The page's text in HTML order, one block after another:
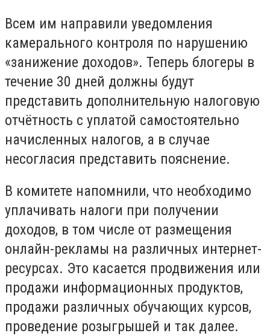
Всем им направили уведомления
камерального контроля по нарушению
«занижение доходов». Теперь блогеры в
течение 30 дней должны будут
представить дополнительную налоговую
отчётность с уплатой самостоятельно
начисленных налогов, а в случае
несогласия представить пояснение.
В комитете напомнили, что необходимо
уплачивать налоги при получении
доходов, в том числе от размещения
онлайн-рекламы на различных интернет-
ресурсах. Это касается продвижения или
продажи информационных продуктов,
продажи различных обучающих курсов,
проведение розыгрышей и так далее.